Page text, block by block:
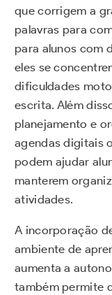
que corrigem a
palavras para
para alunos com
eles se
dificuldades
escrita. Além
planejamento e
agendas digitais
podem ajudar
manterem
atividades.
A incorporação
ambiente de
aumenta a
também permite